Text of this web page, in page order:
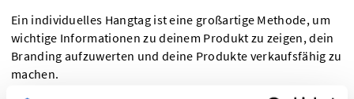
Ein individuelles Hangtag ist eine großartige Methode, um
wichtige Informationen zu deinem Produkt zu zeigen, dein
Branding aufzuwerten und deine Produkte verkaufsfähig zu
machen.